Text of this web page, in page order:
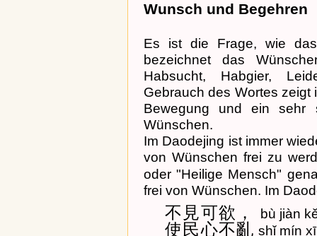
Wunsch und Begehren
Es ist die Frage, wie
bezeichnet das
Habsucht, Habgier,
Gebrauch des Wortes
Bewegung und ein sehr
Wünschen.
Im Daodejing ist immer
von Wünschen frei zu
oder "Heilige Mensch"
frei von Wünschen. Im
不見可欲， bù jiàn
使民心不亂 shǐ mín